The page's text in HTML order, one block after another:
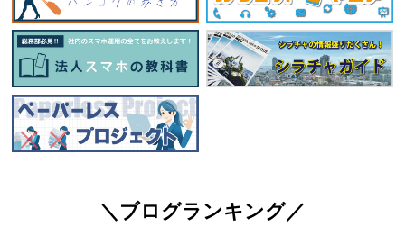
＼ブログランキング／